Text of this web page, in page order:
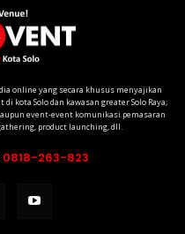
online yang secara khusus menyajikan
kota Solo dan kawasan greater Solo Raya;
event-event komunikasi pemasaran
product launching, dll.
0818-263-823